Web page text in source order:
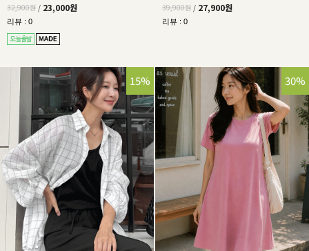
32,900원 / 23,000원
리뷰 : 0
39,900원 / 27,900원
리뷰 : 0
15% 30%